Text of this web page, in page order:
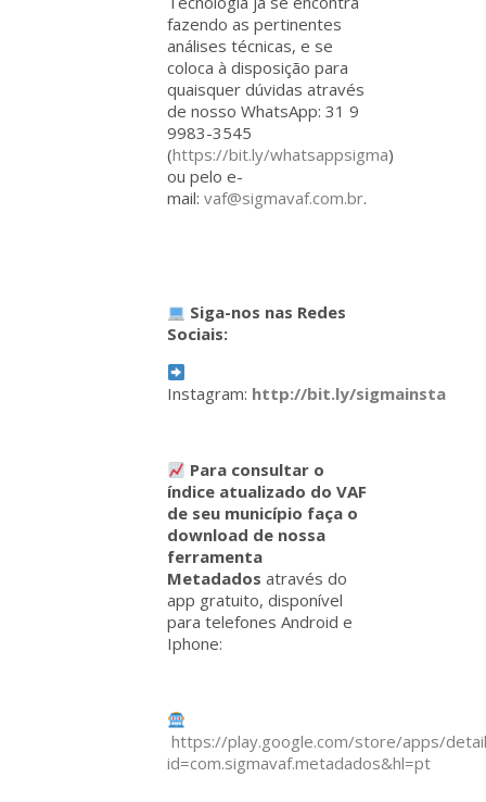
fazendo as pertinentes
análises técnicas, e se
coloca à disposição para
quaisquer dúvidas através
de nosso WhatsApp: 31 9
9983-3545
(https://bit.ly/whatsappsigma)
ou pelo e-
mail: vaf@sigmavaf.com.br.
Siga-nos nas Redes
Sociais:
Instagram: http://bit.ly/sigmainsta
Para consultar o
índice atualizado do VAF
de seu município faça o
download de nossa
ferramenta
Metadados através do
app gratuito, disponível
para telefones Android e
Iphone:
https://play.google.com/store/apps/
id=com.sigmavaf.metadados&hl=pt